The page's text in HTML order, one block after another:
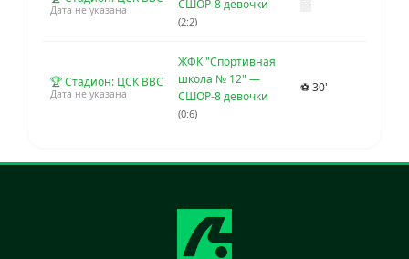
Дата не указана
СШОР-8 девочки
(2:2)
—
🏆 Стадион: ЦСК ВВС
Дата не указана
ЖФК "Спортивная
школа № 12" —
СШОР-8 девочки
(0:6)
⚽ 30'